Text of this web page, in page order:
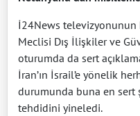
İ24News televizyonunun
Meclisi Dış İlişkiler ve
oturumda da sert
İran’ın İsrail’e yönelik
durumunda buna en sert
tehdidini yineledi.